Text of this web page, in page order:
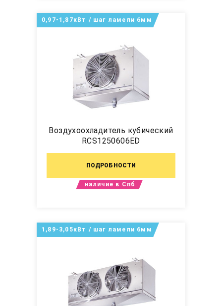
Воздухоохладитель кубический
RCS1250606ED
ПОДРОБНОСТИ
0,97-1,87кВт / шаг ламели 6мм
наличие в Спб
1,89-3,05кВт / шаг ламели 6мм